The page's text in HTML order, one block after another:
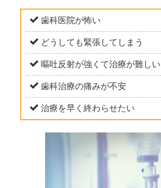
歯科医院が怖い
どうしても緊張してしまう
嘔吐反射が強くて治療が難しい
歯科治療の痛みが不安
治療を早く終わらせたい